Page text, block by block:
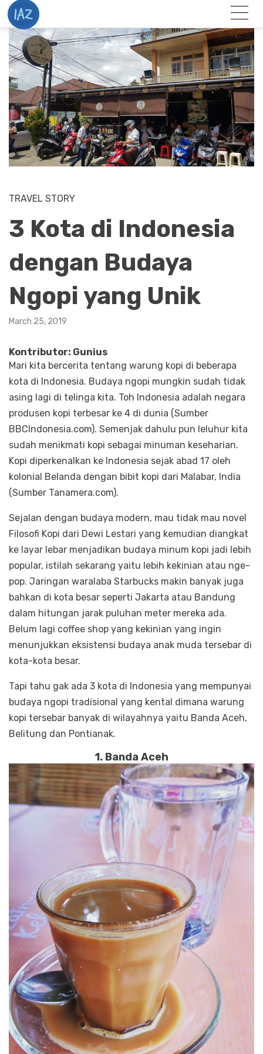
Menu
TRAVEL STORY
3 Kota di Indonesia
dengan Budaya
Ngopi yang Unik
March 25, 2019
Kontributor: Gunius
Mari kita bercerita tentang warung kopi di beberapa
kota di Indonesia. Budaya ngopi mungkin sudah tidak
asing lagi di telinga kita. Toh Indonesia adalah negara
produsen kopi terbesar ke 4 di dunia (Sumber
BBCIndonesia.com). Semenjak dahulu pun leluhur kita
sudah menikmati kopi sebagai minuman keseharian.
Kopi diperkenalkan ke Indonesia sejak abad 17 oleh
kolonial Belanda dengan bibit kopi dari Malabar, India
(Sumber Tanamera.com).
Sejalan dengan budaya modern, mau tidak mau novel
Filosofi Kopi dari Dewi Lestari yang kemudian diangkat
ke layar lebar menjadikan budaya minum kopi jadi lebih
popular, istilah sekarang yaitu lebih kekinian atau nge-
pop. Jaringan waralaba Starbucks makin banyak juga
bahkan di kota besar seperti Jakarta atau Bandung
dalam hitungan jarak puluhan meter mereka ada.
Belum lagi coffee shop yang kekinian yang ingin
menunjukkan eksistensi budaya anak muda tersebar di
kota-kota besar.
Tapi tahu gak ada 3 kota di Indonesia yang mempunyai
budaya ngopi tradisional yang kental dimana warung
kopi tersebar banyak di wilayahnya yaitu Banda Aceh,
Belitung dan Pontianak.
1. Banda Aceh